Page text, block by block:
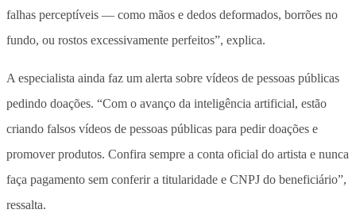
falhas perceptíveis — como mãos e dedos deformados, borrões no
fundo, ou rostos excessivamente perfeitos”, explica.
A especialista ainda faz um alerta sobre vídeos de pessoas públicas
pedindo doações. “Com o avanço da inteligência artificial, estão
criando falsos vídeos de pessoas públicas para pedir doações e
promover produtos. Confira sempre a conta oficial do artista e nunca
faça pagamento sem conferir a titularidade e CNPJ do beneficiário”,
ressalta.